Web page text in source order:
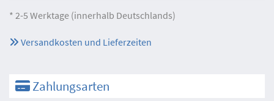
* 2-5 Werktage (innerhalb Deutschlands)
Versandkosten und Lieferzeiten
Zahlungsarten